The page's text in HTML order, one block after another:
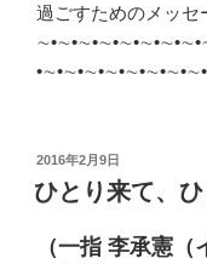
過ごすためのメッセ
投
稿
日:
2016年2月9日
ひとり来て、
（一指 李承憲